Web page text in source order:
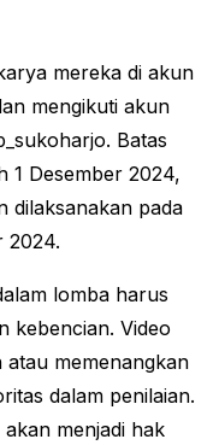
mereka di akun
mengikuti akun
Batas
1 Desember 2024,
dilaksanakan pada
2024.
lomba harus
kebencian. Video
memenangkan
dalam penilaian.
menjadi hak